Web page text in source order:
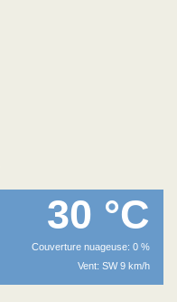
30 °C
Couverture nuageuse: 0 %
Vent: SW 9 km/h